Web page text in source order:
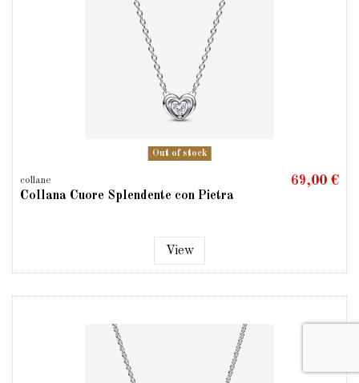
Out of stock
collane
Collana Cuore Splendente con Pietra
69,00 €
View